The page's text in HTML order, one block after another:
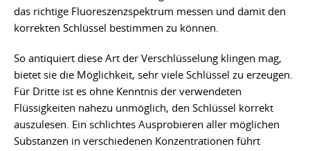
das richtige Fluoreszenzspektrum messen und damit den
korrekten Schlüssel bestimmen zu können.
So antiquiert diese Art der Verschlüsselung klingen mag,
bietet sie die Möglichkeit, sehr viele Schlüssel zu erzeugen.
Für Dritte ist es ohne Kenntnis der verwendeten
Flüssigkeiten nahezu unmöglich, den Schlüssel korrekt
auszulesen. Ein schlichtes Ausprobieren aller möglichen
Substanzen in verschiedenen Konzentrationen führt